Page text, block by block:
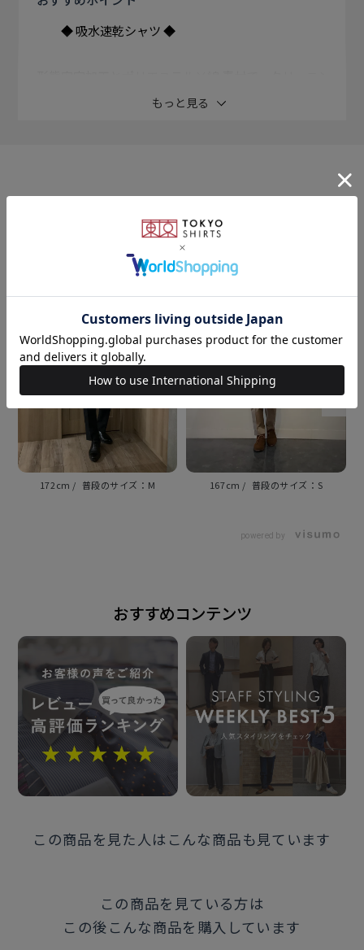
◆ 吸水速乾シャツ ◆
グ要らずの 自宅で取扱い楽ちんのワイシャツに 吸水速
濃グレーのチェック柄はボトムスを 変えることでビジ
ネス・カジュアル ともにコーデに使いやすいシャツ。
ン衿はスマートな着こなしで 親しみやすいスタイリン
グに。
衿型
ボタンダウンカラー
素材
胸ポケット（左胸）付き（ホームベース型）
背タック・背ダーツなし
前立：裏前立仕様
原産国
カンボジア
注意点
があるため、お洗濯時は 衣類の組合わせにご注意くだ
発売日
もっと見る
このアイテムを使ったスタイリング
M
172cm S
167cm
powered by
おすすめコンテンツ
この商品を見た人はこんな商品も見ています
この商品を見ている方は
この後こんな商品を購入しています